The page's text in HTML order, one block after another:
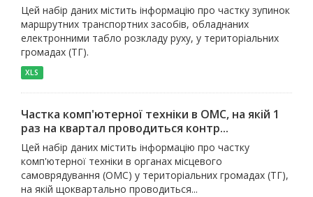
Цей набір даних містить інформацію про частку зупинок
маршрутних транспортних засобів, обладнаних
електронними табло розкладу руху, у територіальних
громадах (ТГ).
XLS
Частка комп'ютерної техніки в ОМС, на якій 1
раз на квартал проводиться контр...
Цей набір даних містить інформацію про частку
комп'ютерної техніки в органах місцевого
самоврядування (ОМС) у територіальних громадах (ТГ),
на якій щоквартально проводиться...